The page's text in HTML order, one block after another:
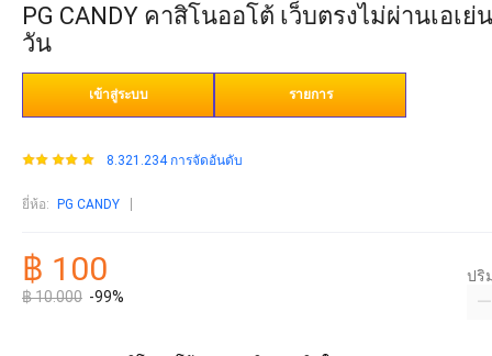
PG CANDY คาสิโนออโต้ เว็บตรงไม่ผ่านเอ
วัน
เข้าสู่ระบบ รายการ
8.321.234 การจัดอันดับ
ยี่ห้อ: PG CANDY
฿ 100
฿ 10.000 -99%
ปริ